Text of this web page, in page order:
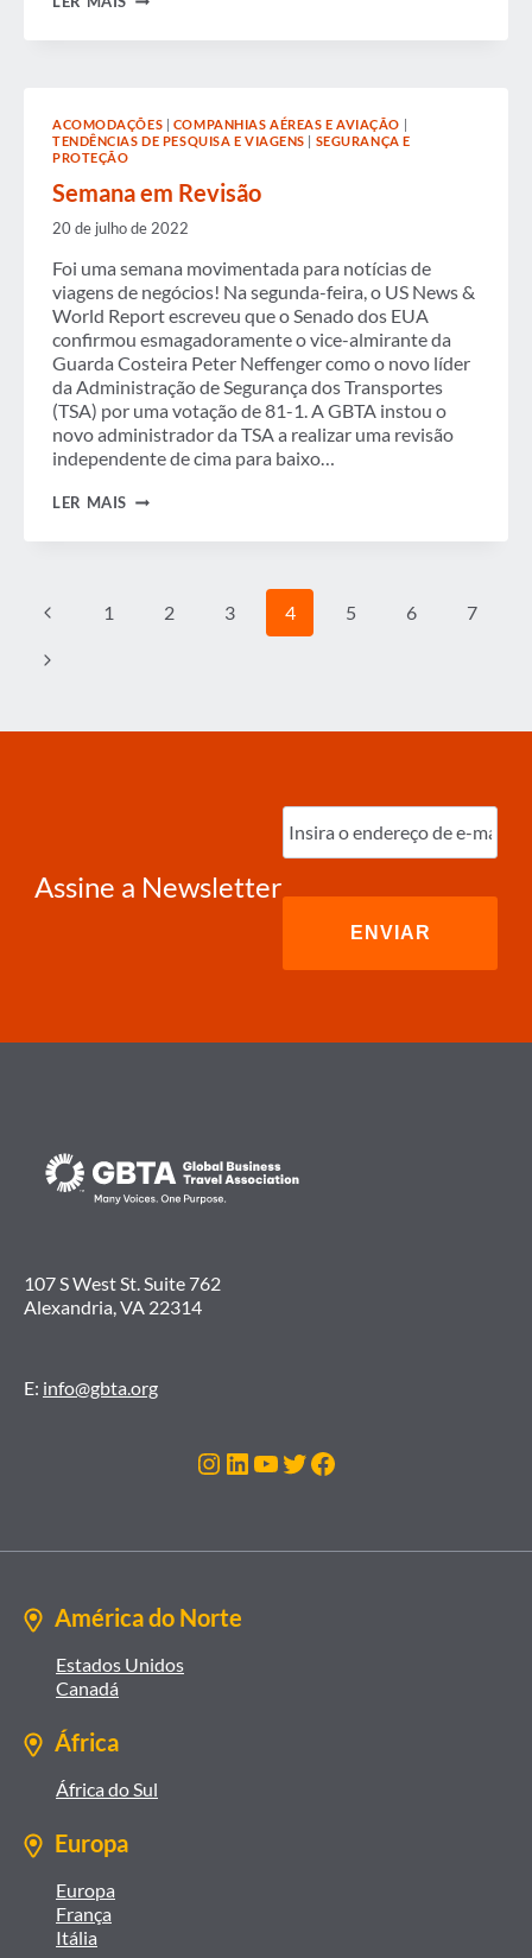
OS
FATORES
ECONÔMICOS
ERRÁTICOS
LIMITAM
O
ACOMODAÇÕES COMPANHIAS AÉREAS E AVIAÇÃO
TENDÊNCIAS DE PESQUISA E VIAGENS
SEGURANÇA E
PROTEÇÃO
Semana em Revisão
20 de julho de 2022
Foi uma semana movimentada para notícias de
viagens de negócios! Na segunda-feira, o US News &
World Report escreveu que o Senado dos EUA
confirmou esmagadoramente o vice-almirante da
Guarda Costeira Peter Neffenger como o novo líder
da Administração de Segurança dos Transportes
(TSA) por uma votação de 81-1. A GBTA instou o
novo administrador da TSA a realizar uma revisão
independente de cima para baixo…
LER MAIS SEMANA
Navegação
Página
Página
Anterior
1 2 3 4 5 6 7
Página
Assine a Newsletter
Digite
o
e-
107 S West St. Suite 762
Alexandria, VA 22314
E: info@gbta.org
Instagram
LinkedIn
Youtube
Twitter
Facebook
América do Norte
Estados Unidos
Canadá
África
África do Sul
Europa
Europa
França
Itália